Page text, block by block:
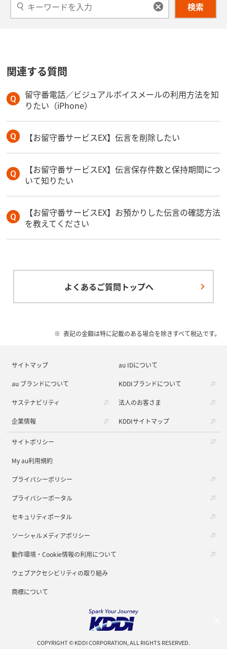
検索
関連する質問
留守番電話／ビジュアルボイスメールの利用方法を知
りたい（iPhone）
【お留守番サービスEX】伝言を削除したい
【お留守番サービスEX】伝言保存件数と保持期間につ
いて知りたい
【お留守番サービスEX】お預かりした伝言の確認方法
を教えてください
よくあるご質問トップへ
表記の金額は特に記載のある場合を除きすべて税込です。
サイトマップ au IDについて
au ブランドについて KDDIブランドについて
サステナビリティ 法人のお客さま
企業情報 KDDIサイトマップ
サイトポリシー
My au利用規約
プライバシーポリシー
プライバシーポータル
セキュリティポータル
ソーシャルメディアポリシー
動作環境・Cookie情報の利用について
ウェブアクセシビリティの取り組み
商標について
COPYRIGHT © KDDI CORPORATION, ALL RIGHTS RESERVED.